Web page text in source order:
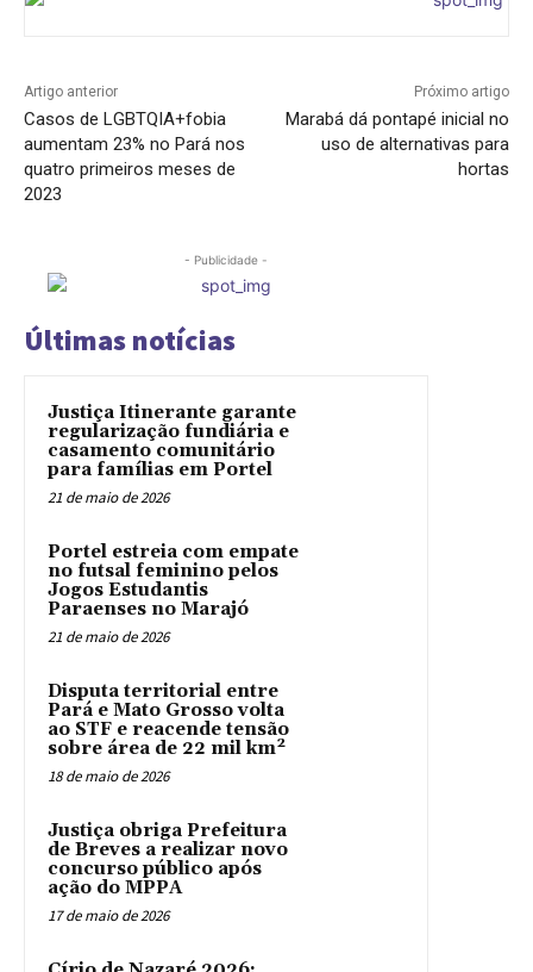
Artigo anterior
Casos de LGBTQIA+fobia
aumentam 23% no Pará nos
quatro primeiros meses de
2023
Próximo artigo
Marabá dá pontapé inicial no
uso de alternativas para
hortas
- Publicidade -
Últimas notícias
Justiça Itinerante garante
regularização fundiária e
casamento comunitário
para famílias em Portel
21 de maio de 2026
Portel estreia com empate
no futsal feminino pelos
Jogos Estudantis
Paraenses no Marajó
21 de maio de 2026
Disputa territorial entre
Pará e Mato Grosso volta
ao STF e reacende tensão
sobre área de 22 mil km²
18 de maio de 2026
Justiça obriga Prefeitura
de Breves a realizar novo
concurso público após
ação do MPPA
17 de maio de 2026